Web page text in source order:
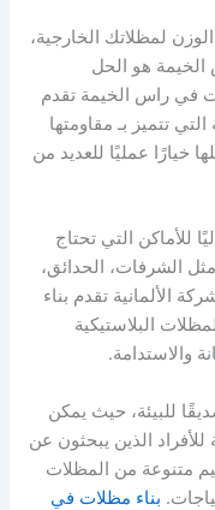
لمظلاتك الخارجية،
الخيمة هو الحل
في راس الخيمة تقدم
تتميز بـ مقاومتها
خيارًا عمليًا للعديد من
للأماكن التي تحتاج
الشرفات، الحدائق،
الألمانية تقدم بناء
البلاستيكية
والاستدامة.
للبيئة، حيث يمكن
للأفراد الذين يبحثون عن
متنوعة من المظلات
بناء مظلات في